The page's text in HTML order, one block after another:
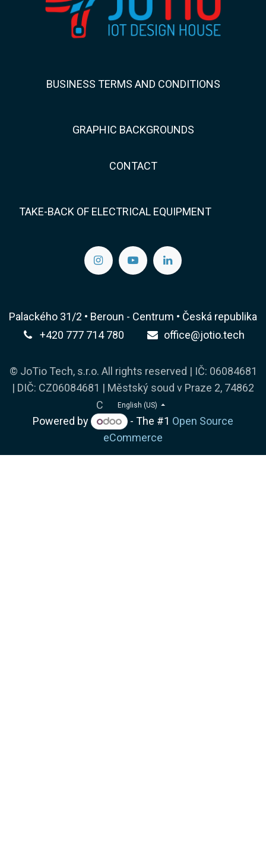
BUSINESS TERMS AND CONDITIONS
GRAPHIC BACKGROUNDS
CONTACT
TAKE-BACK OF ELECTRICAL EQUIPMENT
Palackého 31/2 • Beroun - Centrum • Česká republika
+420 777 714 780
office@jotio.tech
© JoTio Tech, s.r.o. All rights reserved | IČ: 06084681
| DIČ: CZ06084681 | Městský soud v Praze 2, 74862
C
English (US)
Powered by - The #1 Open Source
eCommerce